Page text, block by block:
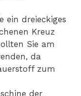
ein dreieckiges
Kreuz
Sie am
da
zum